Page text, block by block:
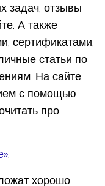
задач, отзывы
А также
сертификатами,
статьи по
На сайте
с помощью
про
.
хорошо